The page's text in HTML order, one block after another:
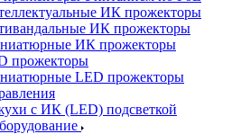
ИК прожекторы
ИК прожекторы
ИК прожекторы
прожекторы
LED прожекторы
с ИК (LED) подсветкой